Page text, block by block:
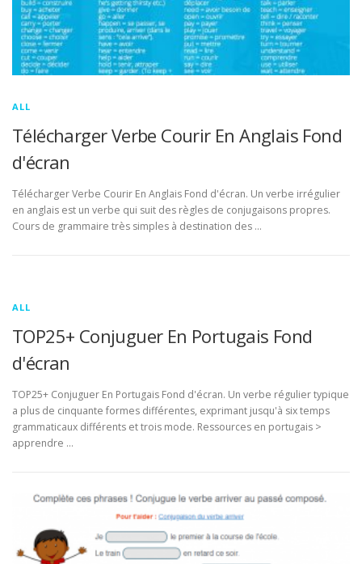
ALL
Télécharger Verbe Courir En Anglais Fond
d'écran
Télécharger Verbe Courir En Anglais Fond d'écran. Un verbe irrégulier
en anglais est un verbe qui suit des règles de conjugaisons propres.
Cours de grammaire très simples à destination des …
ALL
TOP25+ Conjuguer En Portugais Fond
d'écran
TOP25+ Conjuguer En Portugais Fond d'écran. Un verbe régulier typique
a plus de cinquante formes différentes, exprimant jusqu'à six temps
grammaticaux différents et trois mode. Ressources en portugais >
apprendre …